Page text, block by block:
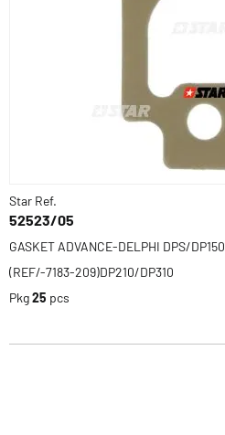
Star Ref.
52523/05
GASKET ADVANCE-DELPHI DPS/DP150
(REF/-7183-209)DP210/DP310
Pkg25 pcs